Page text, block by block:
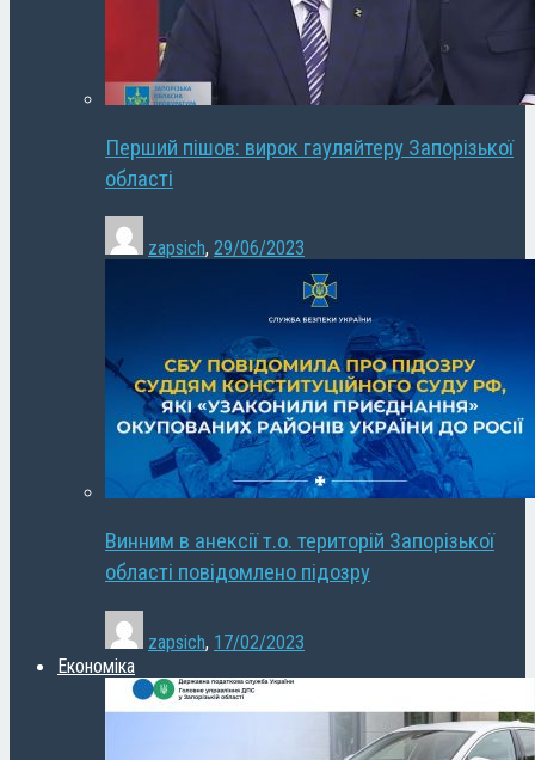
Перший пішов: вирок гауляйтеру Запорізької
області
zapsich, 29/06/2023
Винним в анексії т.о. територій Запорізької
області повідомлено підозру
zapsich, 17/02/2023
Економіка